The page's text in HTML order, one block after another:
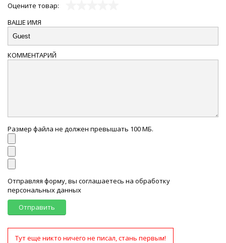
Оцените товар:
ВАШЕ ИМЯ
КОММЕНТАРИЙ
Размер файла не должен превышать 100 МБ.
Отправляя форму, вы соглашаетесь на обработку
персональных данных
Отправить
Тут еще никто ничего не писал, стань первым!